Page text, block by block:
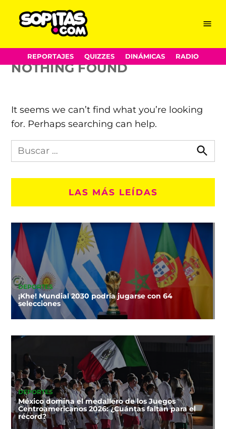
content
Menu
REPORTAJES QUIZZES DINÁMICAS RADIO
Kite Base
NOTHING FOUND
It seems we can’t find what you’re looking
for. Perhaps searching can help.
Busca
en
LAS MÁS LEÍDAS
DEPORTES
¡Khe! Mundial 2030 podría jugarse con 64
selecciones
DEPORTES
México domina el medallero de los Juegos
Centroamericanos 2026: ¿Cuántas faltan para el
récord?